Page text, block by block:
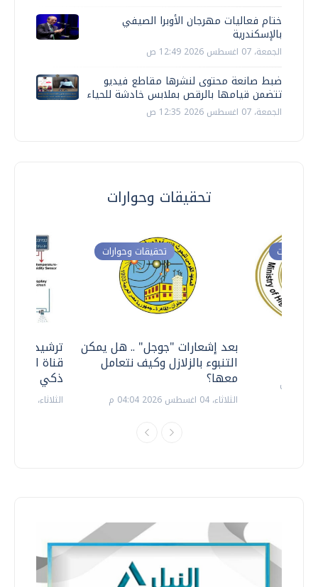
ختام فعاليات مهرجان الأوبرا الصيفي
بالإسكندرية
الجمعة، 07 اغسطس 2026 12:49 ص
ضبط صانعة محتوى لنشرها مقاطع فيديو
تتضمن قيامها بالرقص بملابس خادشة للحياء
الجمعة، 07 اغسطس 2026 12:35 ص
تحقيقات وحوارات
ترشيدا
قناة
ذكي
الثلاثاء، 14 يوليو 2026 06:11 م
تحقيقات وحوارات
بعد إشعارات "جوجل" .. هل يمكن
التنبوء بالزلازل وكيف نتعامل
معها؟
الثلاثاء، 04 اغسطس 2026 04:04 م
وحوارات